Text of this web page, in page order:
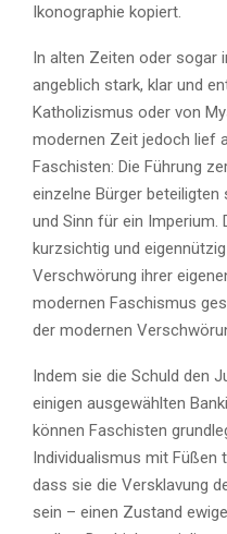
Ikonographie kopiert.
In alten Zeiten oder sogar
angeblich stark, klar und
Katholizismus oder von
modernen Zeit jedoch lief
Faschisten: Die Führung
einzelne Bürger
und Sinn für ein Imperium.
kurzsichtig und
Verschwörung ihrer
modernen Faschismus
der modernen
Indem sie die Schuld den
einigen ausgewählten
können Faschisten
Individualismus mit Füßen
dass sie die Versklavung
sein – einen Zustand